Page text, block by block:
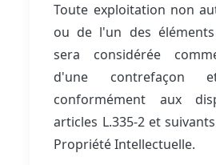
Toute exploitation non
ou de l'un des
sera considérée
d'une contrefaçon
conformément aux
articles L.335-2 et
Propriété Intellectuelle.